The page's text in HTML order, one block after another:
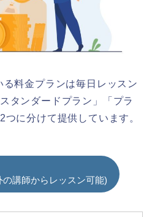
料金プランは毎日レッスン
タンダードプラン」「プラ
に分けて提供しています。
講師からレッスン可能)